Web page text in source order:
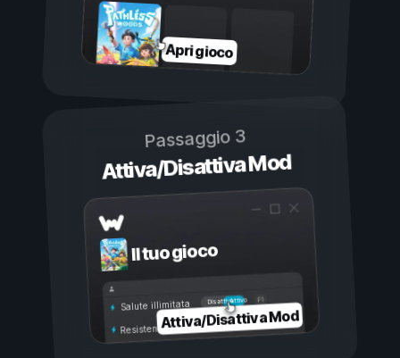
Apri gioco
Passaggio 3
Attiva/Disattiva Mod
Il tuo gioco
Attivo
Disattivo
Salute illimitata
Resistenza illimitata
Attiva/Disattiva Mod